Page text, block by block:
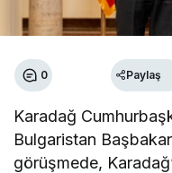
0 Paylaş
Karadağ
Bulgaristan
görüşmede,